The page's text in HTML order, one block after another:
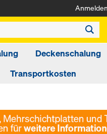
Anmelden
Deckenschalung
Transportkosten